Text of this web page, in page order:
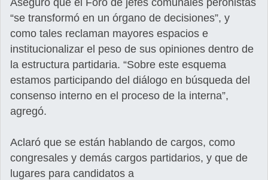
“se transformó en un órgano de decisiones”, y
como tales reclaman mayores espacios e
institucionalizar el peso de sus opiniones dentro de
la estructura partidaria. “Sobre este esquema
estamos participando del diálogo en búsqueda del
consenso interno en el proceso de la interna”,
agregó.
Aclaró que se están hablando de cargos, como
congresales y demás cargos partidarios, y que de
lugares para candidatos a